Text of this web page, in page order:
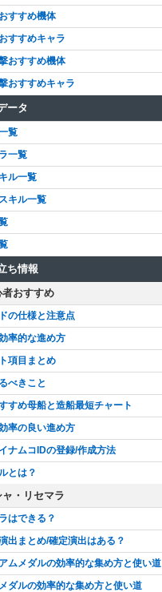
すすめ機体
すすめキャラ
おすすめ機体
おすすめキャラ
ータ
覧
一覧
ル一覧
キル一覧
ち情報
者おすすめ
の仕様と注意点
率的な進め方
項目まとめ
べきこと
すめ母船と造船最短チャート
率の良い進め方
ナムコIDの登録/作成方法
とは？
ャ・リセマラ
はできる？
出まとめ/確定演出はある？
ムメダルの効率的な集め方と使い道
ダルの効率的な集め方と使い道